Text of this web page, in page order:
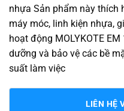
nhựa Sản phẩm này thích
máy móc, linh kiện nhựa,
hoạt động MOLYKOTE
dưỡng và bảo vệ các bề
suất làm việc
LIÊN HỆ